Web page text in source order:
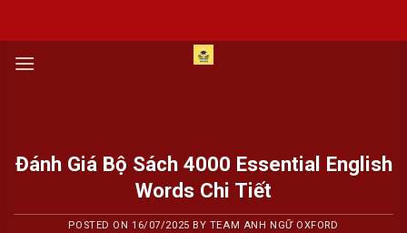
content
Đánh Giá Bộ Sách 4000 Essential English
Words Chi Tiết
POSTED ON16/07/2025 BY TEAM ANH NGỮ OXFORD